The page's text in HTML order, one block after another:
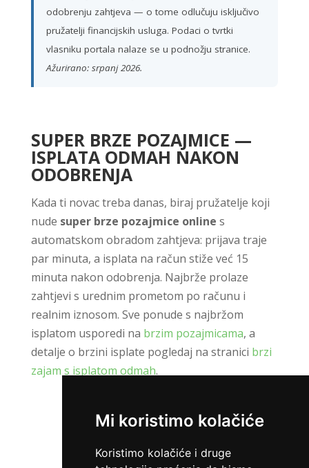
Mi koristimo kolačiće
Koristimo kolačiće i druge
odobrenju zahtjeva — o tome odlučuju isključivo
pružatelji financijskih usluga. Podaci o tvrtki
vlasniku portala nalaze se u podnožju stranice.
Ažurirano: srpanj 2026.
SUPER BRZE POZAJMICE —
ISPLATA ODMAH NAKON
ODOBRENJA
Kada ti novac treba danas, biraj pružatelje koji
nude super brze pozajmice online s
automatskom obradom zahtjeva: prijava traje
par minuta, a isplata na račun stiže već 15
minuta nakon odobrenja. Najbrže prolaze
zahtjevi s urednim prometom po računu i
realnim iznosom. Sve ponude s najbržom
isplatom usporedi na brzim pozajmicama, a
detalje o brzini isplate pogledaj na stranici brzi
zajam s isplatom odmah.
ZATRAŽI KREDIT